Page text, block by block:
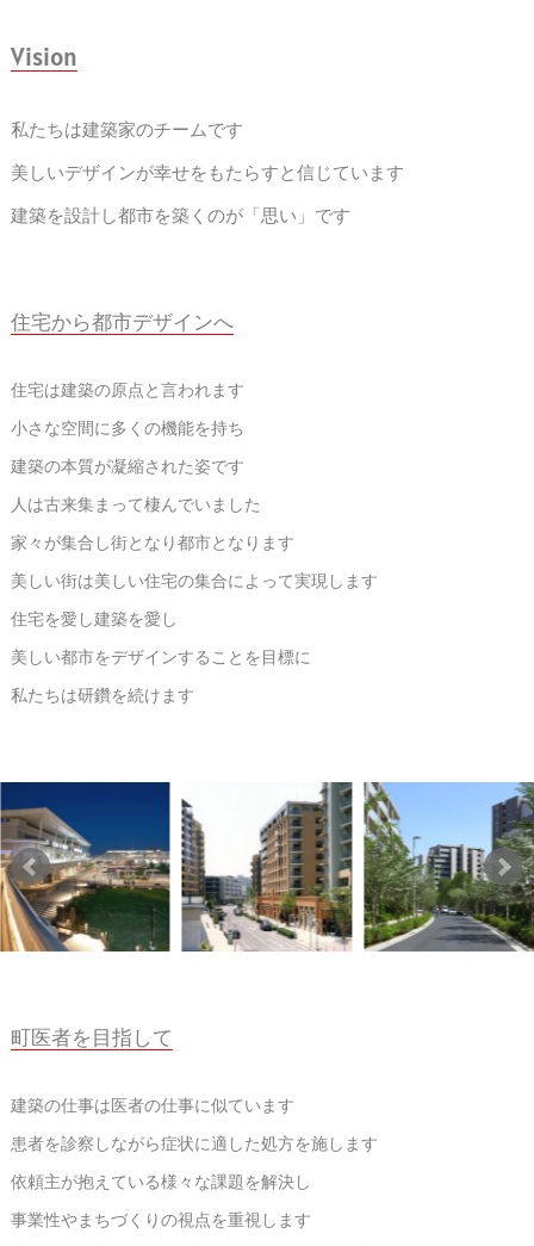
Vision
私たちは建築家のチームです
美しいデザインが幸せをもたらすと信じています
建築を設計し都市を築くのが「思い」です
住宅から都市デザインへ
住宅は建築の原点と言われます
小さな空間に多くの機能を持ち
建築の本質が凝縮された姿です
人は古来集まって棲んでいました
家々が集合し街となり都市となります
美しい街は美しい住宅の集合によって実現します
住宅を愛し建築を愛し
美しい都市をデザインすることを目標に
私たちは研鑽を続けます
町医者を目指して
建築の仕事は医者の仕事に似ています
患者を診察しながら症状に適した処方を施します
依頼主が抱えている様々な課題を解決し
事業性やまちづくりの視点を重視します